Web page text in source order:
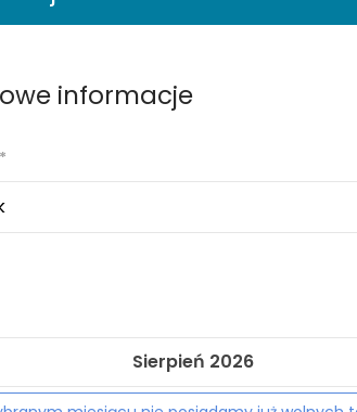
informacje
Sierpień 2026